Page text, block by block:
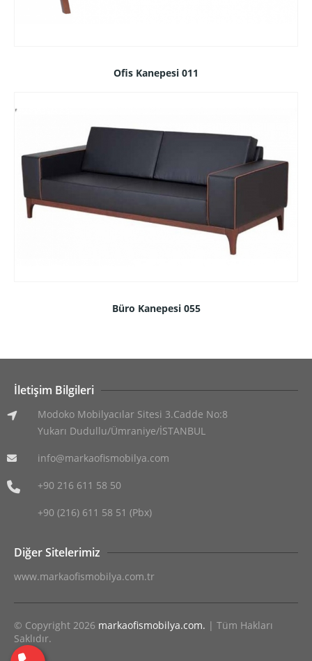
Ofis Kanepesi 011
Büro Kanepesi 055
İletişim Bilgileri
Modoko Mobilyacılar Sitesi 3.Cadde No:8
Yukarı Dudullu/Ümraniye/İSTANBUL
info@markaofismobilya.com
+90 216 611 58 50
+90 (216) 611 58 51 (Pbx)
Diğer Sitelerimiz
www.markaofismobilya.com.tr
© Copyright 2026 markaofismobilya.com. | Tüm Hakları
Saklıdır.